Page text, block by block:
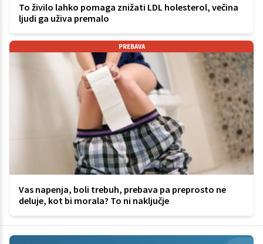
To živilo lahko pomaga znižati LDL holesterol, večina
ljudi ga uživa premalo
PREBAVA
Vas napenja, boli trebuh, prebava pa preprosto ne
deluje, kot bi morala? To ni naključje